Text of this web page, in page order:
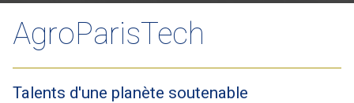
AgroParisTech
Talents d'une planète soutenable